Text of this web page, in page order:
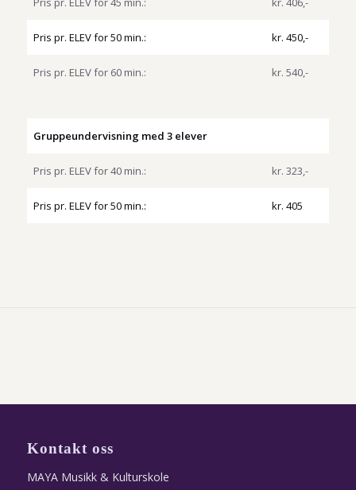
Pris pr. ELEV for 50 min.: kr. 450,-
Pris pr. ELEV for 60 min.: kr. 540,-
Gruppeundervisning med 3 elever
Pris pr. ELEV for 40 min.: kr. 323,-
Pris pr. ELEV for 50 min.: kr. 405
Kontakt oss
MAYA Musikk & Kulturskole